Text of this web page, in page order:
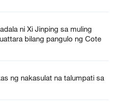
ni Xi Jinping sa muling
bilang pangulo ng Cote
ng nakasulat na talumpati sa